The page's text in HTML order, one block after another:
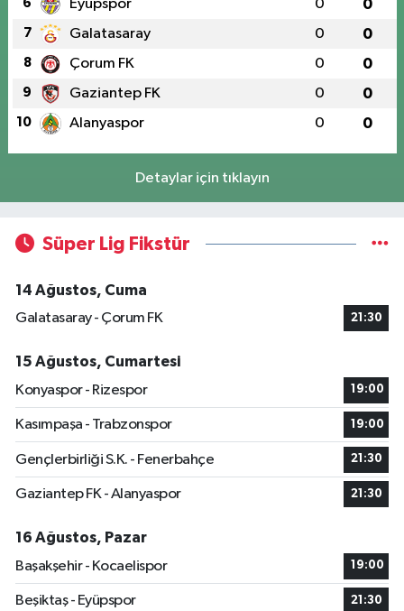
6 Eyüpspor 0 0
7 Galatasaray 0 0
8 Çorum FK 0 0
9 Gaziantep FK 0 0
10 Alanyaspor 0 0
Detaylar için tıklayın
Süper Lig Fikstür
14 Ağustos, Cuma
Galatasaray - Çorum FK
21:30
15 Ağustos, Cumartesi
Konyaspor - Rizespor
19:00
Kasımpaşa - Trabzonspor 19:00
Gençlerbirliği S.K. - Fenerbahçe 21:30
Gaziantep FK - Alanyaspor 21:30
16 Ağustos, Pazar
Başakşehir - Kocaelispor
19:00
Beşiktaş - Eyüpspor 21:30